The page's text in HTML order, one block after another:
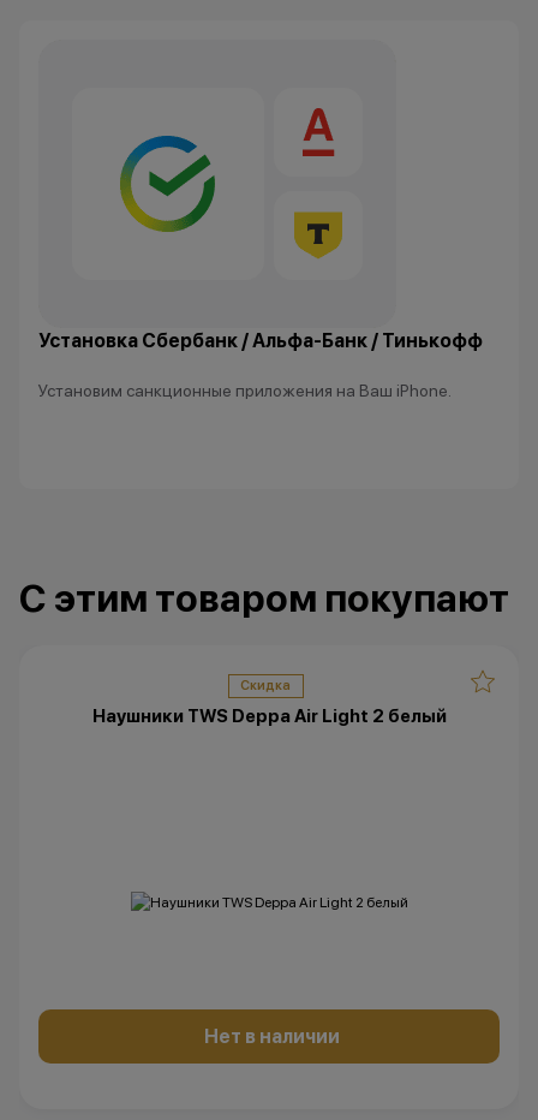
Установка Сбербанк / Альфа-Банк / Тинькофф
Установим санкционные приложения на Ваш iPhone.
С этим товаром покупают
Скидка
Наушники TWS Deppa Air Light 2 белый
Нет в наличии